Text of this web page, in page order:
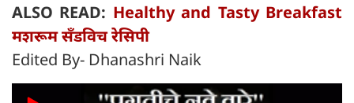
ALSO READ: Healthy and Tasty Breakfast
मशरूम सँडविच रेसिपी
Edited By- Dhanashri Naik